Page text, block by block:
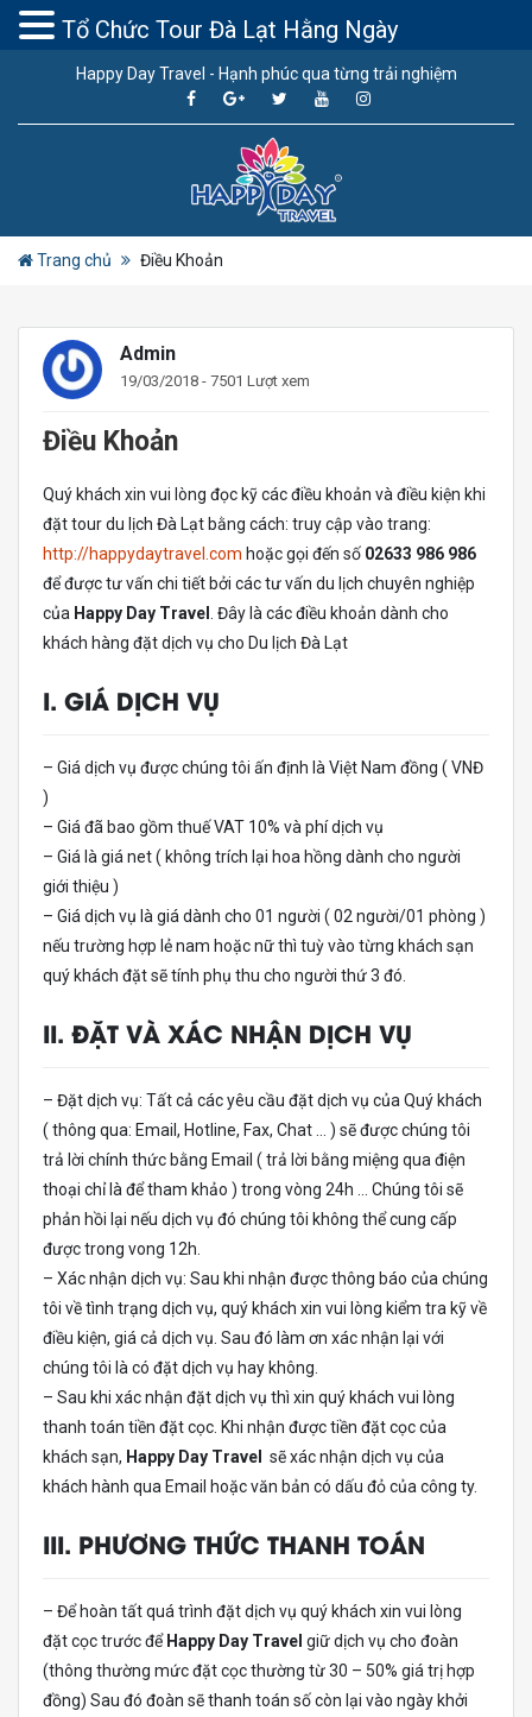
Happy Day Travel - Hạnh phúc qua từng trải nghiệm
Trang chủ Điều Khoản
Admin
19/03/2018 - 7501 Lượt xem
Điều Khoản
Quý khách xin vui lòng đọc kỹ các điều khoản và điều kiện khi
đặt tour du lịch Đà Lạt bằng cách: truy cập vào trang:
http://happydaytravel.com hoặc gọi đến số 02633 986 986
để được tư vấn chi tiết bởi các tư vấn du lịch chuyên nghiệp
của Happy Day Travel
. Đây là các điều khoản dành cho
khách hàng đặt dịch vụ cho Du lịch Đà Lạt
I. GIÁ DỊCH VỤ
– Giá dịch vụ được chúng tôi ấn định là Việt Nam đồng ( VNĐ
)
– Giá đã bao gồm thuế VAT 10% và phí dịch vụ
– Giá là giá net ( không trích lại hoa hồng dành cho người
giới thiệu )
– Giá dịch vụ là giá dành cho 01 người ( 02 người/01 phòng )
nếu trường hợp lẻ nam hoặc nữ thì tuỳ vào từng khách sạn
quý khách đặt sẽ tính phụ thu cho người thứ 3 đó.
II. ĐẶT VÀ XÁC NHẬN DỊCH VỤ
– Đặt dịch vụ: Tất cả các yêu cầu đặt dịch vụ của Quý khách
( thông qua: Email, Hotline, Fax, Chat … ) sẽ được chúng tôi
trả lời chính thức bằng Email ( trả lời bằng miệng qua điện
thoại chỉ là để tham khảo ) trong vòng 24h … Chúng tôi sẽ
phản hồi lại nếu dịch vụ đó chúng tôi không thể cung cấp
được trong vong 12h.
– Xác nhận dịch vụ: Sau khi nhận được thông báo của chúng
tôi về tình trạng dịch vụ, quý khách xin vui lòng kiểm tra kỹ về
điều kiện, giá cả dịch vụ. Sau đó làm ơn xác nhận lại với
chúng tôi là có đặt dịch vụ hay không.
– Sau khi xác nhận đặt dịch vụ thì xin quý khách vui lòng
thanh toán tiền đặt cọc. Khi nhận được tiền đặt cọc của
khách sạn, Happy Day Travel
sẽ xác nhận dịch vụ của
khách hành qua Email hoặc văn bản có dấu đỏ của công ty.
III. PHƯƠNG THỨC THANH TOÁN
– Để hoàn tất quá trình đặt dịch vụ quý khách xin vui lòng
đặt cọc trước để Happy Day Travel giữ dịch vụ cho đoàn
(thông thường mức đặt cọc thường từ 30 – 50% giá trị hợp
đồng) Sau đó đoàn sẽ thanh toán số còn lại vào ngày khởi
Tổ Chức Tour Đà Lạt Hằng Ngày